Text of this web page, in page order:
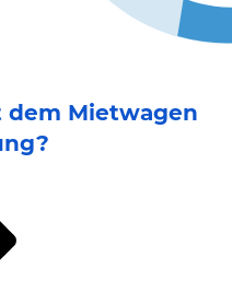
dem Mietwagen